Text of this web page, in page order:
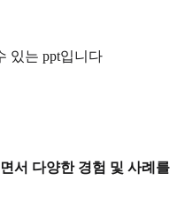
있는 ppt입니다
서 다양한 경험 및 사례를